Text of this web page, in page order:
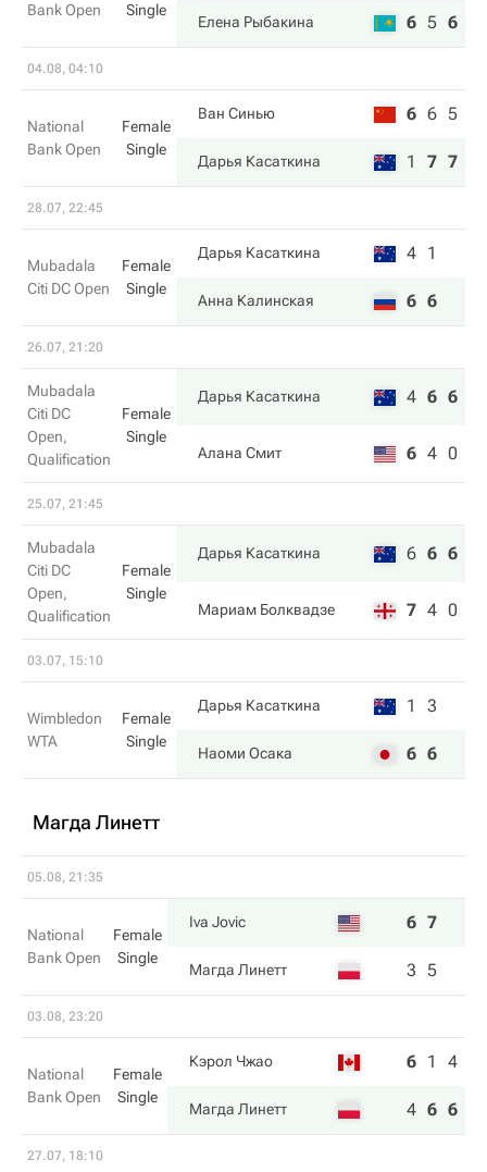
Bank Open
Single
Елена Рыбакина 6 5 6
04.08, 04:10
National
Bank Open
Female
Single
Ван Синью 6 6 5
Дарья Касаткина 1 7 7
28.07, 22:45
Mubadala
Citi DC Open
Female
Single
Дарья Касаткина 4 1
Анна Калинская 6 6
26.07, 21:20
Mubadala
Citi DC
Open,
Qualification
Female
Single
Дарья Касаткина 4 6 6
Алана Смит 6 4 0
25.07, 21:45
Mubadala
Citi DC
Open,
Qualification
Female
Single
Дарья Касаткина 6 6 6
Мариам Болквадзе 7 4 0
03.07, 15:10
Wimbledon
WTA
Female
Single
Дарья Касаткина 1 3
Наоми Осака 6 6
Магда Линетт
05.08, 21:35
National
Bank Open
Female
Single
Iva Jovic 6 7
Магда Линетт 3 5
03.08, 23:20
National
Bank Open
Female
Single
Кэрол Чжао 6 1 4
Магда Линетт 4 6 6
27.07, 18:10